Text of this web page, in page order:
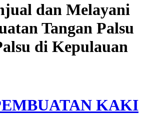
dan Melayani
Tangan Palsu
di Kepulauan
KAKI